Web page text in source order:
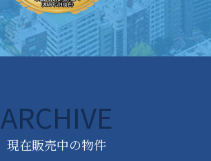
ARCHIVE
現在販売中の物件